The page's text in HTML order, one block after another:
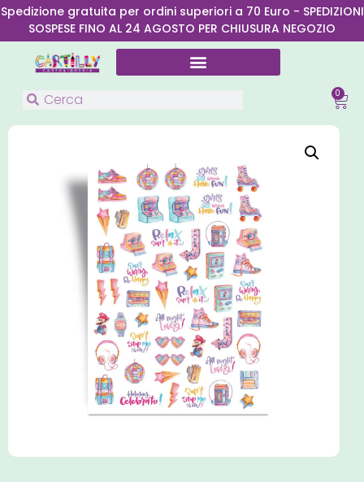
Spedizione gratuita per ordini superiori a 70 Euro - SPEDIZIONI
SOSPESE FINO AL 24 AGOSTO PER CHIUSURA NEGOZIO
0